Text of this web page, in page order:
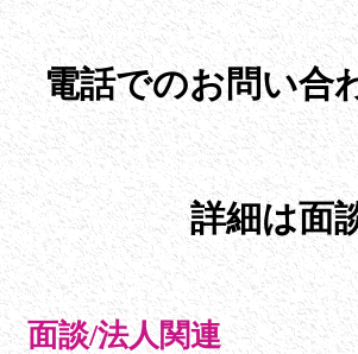
電話でのお問い合
詳細は面
面談/法人関連